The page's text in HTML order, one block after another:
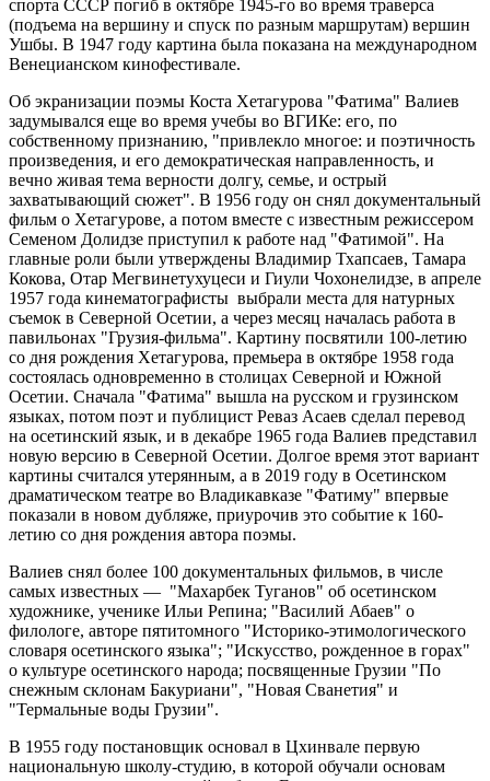
спорта СССР погиб в октябре 1945-го во время траверса
(подъема на вершину и спуск по разным маршрутам) вершин
Ушбы. В 1947 году картина была показана на международном
Венецианском кинофестивале.
Об экранизации поэмы Коста Хетагурова "Фатима" Валиев
задумывался еще во время учебы во ВГИКе: его, по
собственному признанию, "привлекло многое: и поэтичность
произведения, и его демократическая направленность, и
вечно живая тема верности долгу, семье, и острый
захватывающий сюжет". В 1956 году он снял документальный
фильм о Хетагурове, а потом вместе с известным режиссером
Семеном Долидзе приступил к работе над "Фатимой". На
главные роли были утверждены Владимир Тхапсаев, Тамара
Кокова, Отар Мегвинетухуцеси и Гиули Чохонелидзе, в апреле
1957 года кинематографисты выбрали места для натурных
съемок в Северной Осетии, а через месяц началась работа в
павильонах "Грузия-фильма". Картину посвятили 100-летию
со дня рождения Хетагурова, премьера в октябре 1958 года
состоялась одновременно в столицах Северной и Южной
Осетии. Сначала "Фатима" вышла на русском и грузинском
языках, потом поэт и публицист Реваз Асаев сделал перевод
на осетинский язык, и в декабре 1965 года Валиев представил
новую версию в Северной Осетии. Долгое время этот вариант
картины считался утерянным, а в 2019 году в Осетинском
драматическом театре во Владикавказе "Фатиму" впервые
показали в новом дубляже, приурочив это событие к 160-
летию со дня рождения автора поэмы.
Валиев снял более 100 документальных фильмов, в числе
самых известных — "Махарбек Туганов" об осетинском
художнике, ученике Ильи Репина; "Василий Абаев" о
филологе, авторе пятитомного "Историко-этимологического
словаря осетинского языка"; "Искусство, рожденное в горах"
о культуре осетинского народа; посвященные Грузии "По
снежным склонам Бакуриани", "Новая Сванетия" и
"Термальные воды Грузии".
В 1955 году постановщик основал в Цхинвале первую
национальную школу-студию, в которой обучали основам